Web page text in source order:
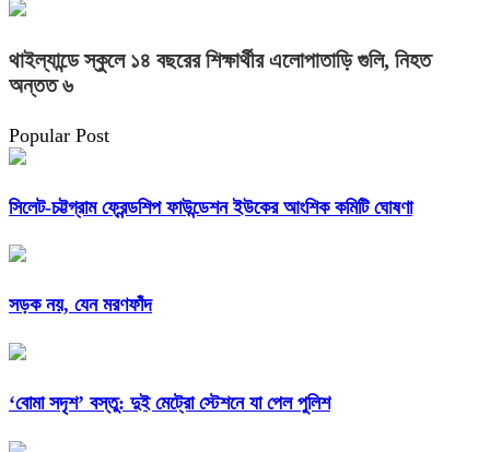
থাইল্যান্ডে স্কুলে ১৪ বছরের শিক্ষার্থীর এলোপাতাড়ি গুলি, নিহত
অন্তত ৬
Popular Post
সিলেট-চট্টগ্রাম ফ্রেন্ডশিপ ফাউন্ডেশন ইউকের আংশিক কমিটি ঘোষণা
সড়ক নয়, যেন মরণফাঁদ
‘বোমা সদৃশ’ বস্তু: দুই মেট্রো স্টেশনে যা পেল পুলিশ